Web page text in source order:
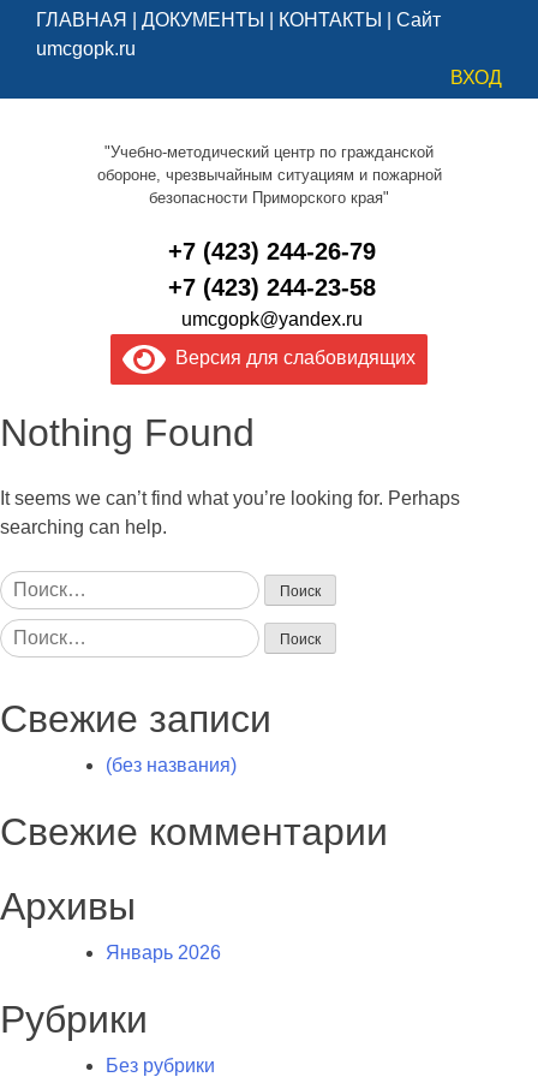
ГЛАВНАЯ ДОКУМЕНТЫ КОНТАКТЫ
Сайт
umcgopk.ru
ВХОД
"Учебно-методический центр по гражданской
обороне, чрезвычайным ситуациям и пожарной
безопасности Приморского края"
+7 (423) 244-26-79
+7 (423) 244-23-58
umcgopk@yandex.ru
Версия для слабовидящих
Nothing Found
It seems we can’t find what you’re looking for. Perhaps
searching can help.
Найти:
Найти:
Свежие записи
(без названия)
Свежие комментарии
Архивы
Январь 2026
Рубрики
Без рубрики